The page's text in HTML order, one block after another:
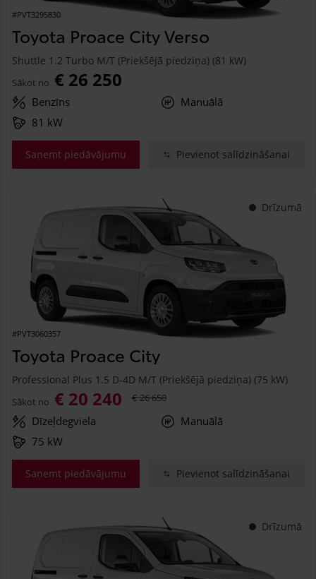
#PVT3295830
Toyota Proace City Verso
Shuttle 1.2 Turbo M/T (Priekšējā piedziņa) (81 kW)
Sākot no € 26 250
Benzīns
Manuālā
81 kW
Saņemt piedāvājumu Pievienot salīdzināšanai
Drīzumā
#PVT3060357
Toyota Proace City
Professional Plus 1.5 D-4D M/T (Priekšējā piedziņa) (75 kW)
Sākot no € 20 240 € 26 650
Dīzeļdegviela
Manuālā
75 kW
Saņemt piedāvājumu Pievienot salīdzināšanai
Drīzumā